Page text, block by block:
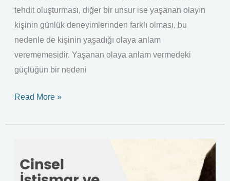
tehdit oluşturması, diğer bir unsur ise yaşanan olayın
kişinin günlük deneyimlerinden farklı olması, bu
nedenle de kişinin yaşadığı olaya anlam
verememesidir. Yaşanan olaya anlam vermedeki
güçlüğün bir nedeni
Read More »
İstismar
ve